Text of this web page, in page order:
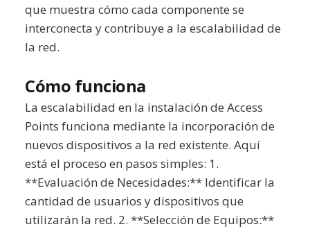
que muestra cómo cada componente se
interconecta y contribuye a la escalabilidad de
la red.
Cómo funciona
La escalabilidad en la instalación de Access
Points funciona mediante la incorporación de
nuevos dispositivos a la red existente. Aquí
está el proceso en pasos simples: 1.
**Evaluación de Necesidades:** Identificar la
cantidad de usuarios y dispositivos que
utilizarán la red. 2. **Selección de Equipos:**